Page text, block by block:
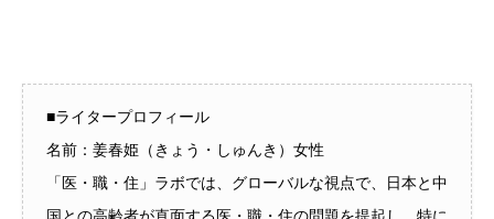
■ライタープロフィール
名前：姜春姫（きょう・しゅんき）女性
「医・職・住」ラボでは、グローバルな視点で、日本と中